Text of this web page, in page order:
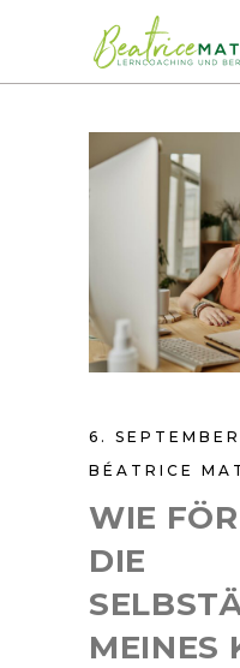
6.
BÉATRICE
WIE
DIE
MEINES